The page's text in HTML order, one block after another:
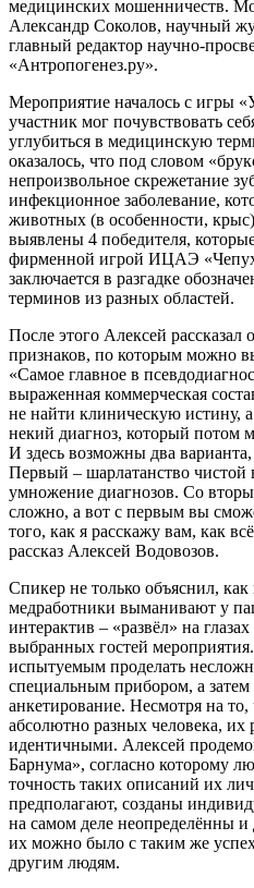
медицинских мошенничеств.
Александр Соколов, научный
главный редактор научно-
«Антропогенез.ру».
Мероприятие началось с игры
участник мог почувствовать
углубиться в медицинскую
оказалось, что под словом
непроизвольное скрежетание
инфекционное заболевание,
животных (в особенности,
выявлены 4 победителя,
фирменной игрой ИЦАЭ
заключается в разгадке
терминов из разных областей.
После этого Алексей рассказал
признаков, по которым можно
«Самое главное в
выраженная коммерческая
не найти клиническую истину,
некий диагноз, который потом
И здесь возможны два
Первый – шарлатанство чистой
умножение диагнозов. Со
сложно, а вот с первым вы
того, как я расскажу вам, как
рассказ Алексей Водовозов.
Спикер не только объяснил,
медработники выманивают у
интерактив – «развёл» на
выбранных гостей
испытуемым проделать
специальным прибором, а
анкетирование. Несмотря на
абсолютно разных человека, их
идентичными. Алексей
Барнума», согласно которому
точность таких описаний их
предполагают, созданы
на самом деле неопределённы
их можно было с таким же
другим людям.